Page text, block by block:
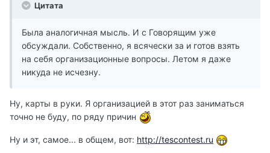
Цитата
Была аналогичная мысль. И с Говорящим уже
обсуждали. Собственно, я всячески за и готов взять
на себя организационные вопросы. Летом я даже
никуда не исчезну.
Ну, карты в руки. Я организацией в этот раз заниматься
точно не буду, по ряду причин
Ну и эт, самое... в общем, вот: http://tescontest.ru